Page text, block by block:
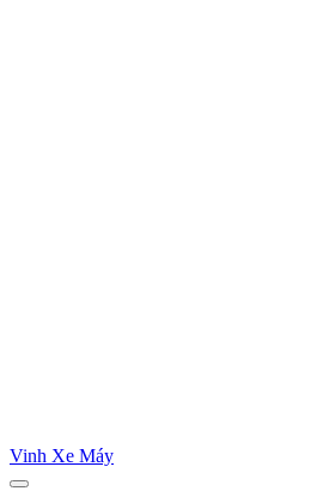
Vinh Xe Máy